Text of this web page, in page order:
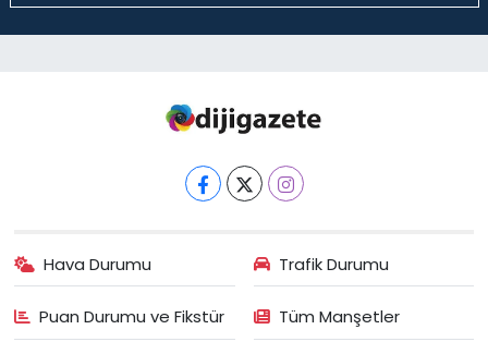
Hava Durumu Trafik Durumu
Puan Durumu ve Fikstür Tüm Manşetler